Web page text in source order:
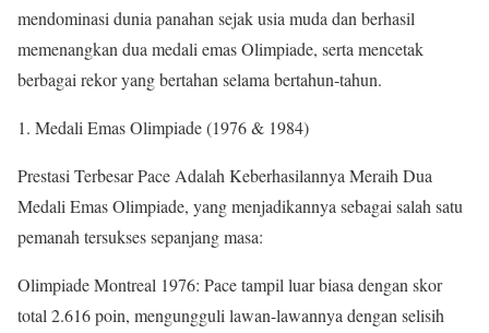
mendominasi dunia panahan sejak usia muda dan berhasil
memenangkan dua medali emas Olimpiade, serta mencetak
berbagai rekor yang bertahan selama bertahun-tahun.
Medali Emas Olimpiade (1976 & 1984)
Prestasi Terbesar Pace Adalah Keberhasilannya Meraih Dua
Medali EmasOlimpiade, yang menjadikannya sebagai salah satu
pemanah tersukses sepanjang masa:
Olimpiade Montreal 1976: Pace tampil luar biasa dengan skor
total 2.616 poin, mengungguli lawan-lawannya dengan selisih